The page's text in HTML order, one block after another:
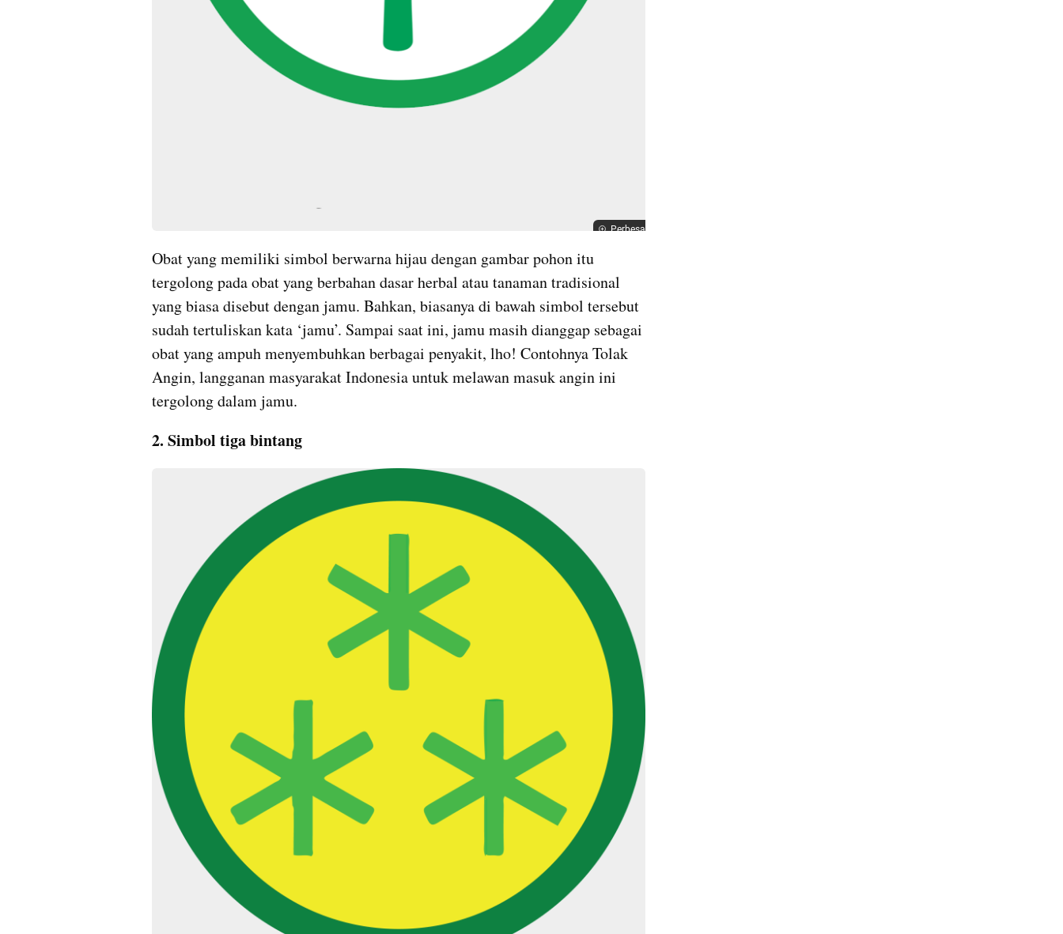
Perbesar
Obat yang memiliki simbol berwarna hijau dengan gambar pohon itu
tergolong pada obat yang berbahan dasar herbal atau tanaman tradisional
yang biasa disebut dengan jamu. Bahkan, biasanya di bawah simbol tersebut
sudah tertuliskan kata ‘jamu’. Sampai saat ini, jamu masih dianggap sebagai
obat yang ampuh menyembuhkan berbagai penyakit, lho! Contohnya Tolak
Angin, langganan masyarakat Indonesia untuk melawan masuk angin ini
tergolong dalam jamu.
2. Simbol tiga bintang